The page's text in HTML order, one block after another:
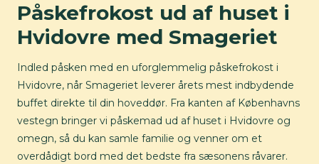
Påskefrokost ud af huset i
Hvidovre med Smageriet
Indled påsken med en uforglemmelig påskefrokost i
Hvidovre, når Smageriet leverer årets mest indbydende
buffet direkte til din hoveddør. Fra kanten af Københavns
vestegn bringer vi påskemad ud af huset i Hvidovre og
omegn, så du kan samle familie og venner om et
overdådigt bord med det bedste fra sæsonens råvarer.